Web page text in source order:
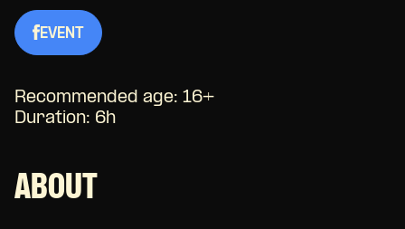
EVENT
Recommended age: 16+
Duration: 6h
ABOUT